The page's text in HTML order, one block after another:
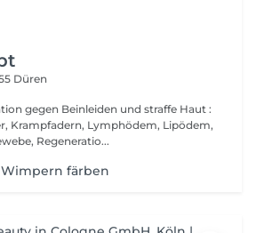
Düren
gegen Beinleiden und straffe Haut :
Krampfadern, Lymphödem, Lipödem,
Regeneratio...
färben